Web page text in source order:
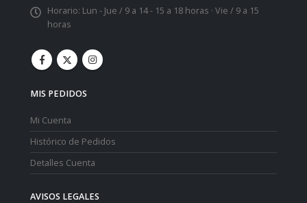
Horario: Lun - Jue / 9 a 14 - 15 a 18 horas · Vie / 9 a 15
horas
MIS PEDIDOS
Mi Cuenta
Histórico de Pedidos
Detalles Cuenta
AVISOS LEGALES